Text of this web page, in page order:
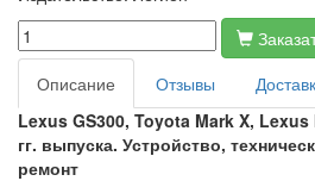
Описание
Отзывы
Lexus GS300, Toyota Mark X,
гг. выпуска. Устройство,
ремонт